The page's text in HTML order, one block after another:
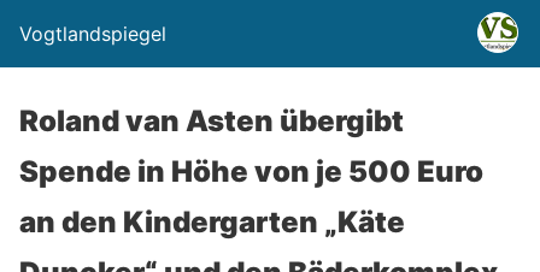
Vogtlandspiegel
Roland van Asten übergibt
Spende in Höhe von je 500 Euro
an den Kindergarten „Käte